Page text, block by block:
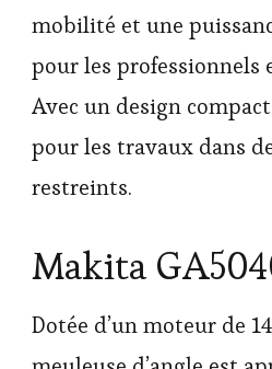
mobilité et une
pour les professionnels
Avec un design
pour les travaux dans
restreints.
Makita
Dotée d’un moteur de